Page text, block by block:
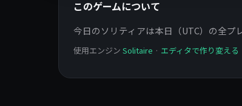
このゲームについて
今日のソリティアは本日（UTC）の全プ
使用エンジン Solitaire · エディタで作り変える